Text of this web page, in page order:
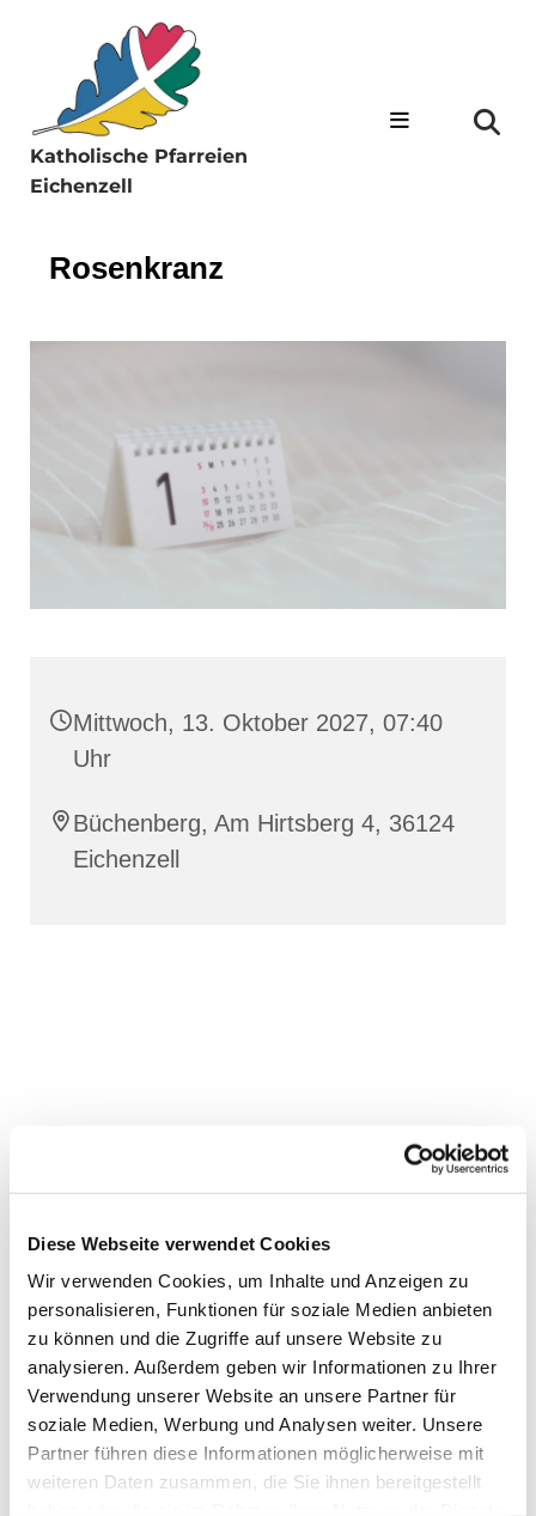
Diese Webseite verwendet Cookies
Wir verwenden Cookies, um Inhalte und Anzeigen zu
personalisieren, Funktionen für soziale Medien anbieten
zu können und die Zugriffe auf unsere Website zu
analysieren. Außerdem geben wir Informationen zu Ihrer
Verwendung unserer Website an unsere Partner für
soziale Medien, Werbung und Analysen weiter. Unsere
Partner führen diese Informationen möglicherweise mit
weiteren Daten zusammen, die Sie ihnen bereitgestellt
Katholische Pfarreien
Eichenzell
Rosenkranz
Mittwoch, 13. Oktober 2027, 07:40
Uhr
Büchenberg, Am Hirtsberg 4, 36124
Eichenzell
Dies könnte Sie auch
interessieren